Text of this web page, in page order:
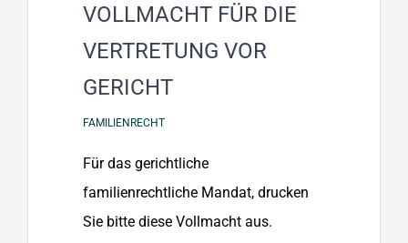
VOLLMACHT FÜR DIE
VERTRETUNG VOR
GERICHT
FAMILIENRECHT
Für das gerichtliche
familienrechtliche Mandat, drucken
Sie bitte diese Vollmacht aus.